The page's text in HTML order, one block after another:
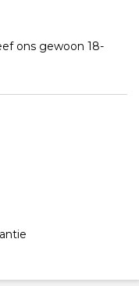
ons gewoon 18-